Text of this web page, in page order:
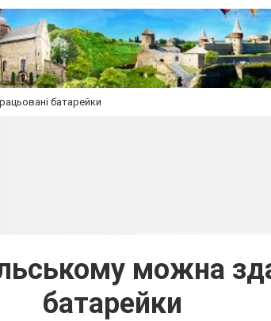
батарейки
можна
батарейки